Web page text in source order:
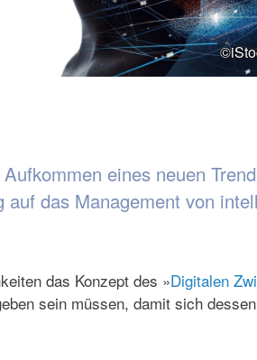
eines neuen
das Management von
das Konzept des »Digitalen
sein müssen, damit sich